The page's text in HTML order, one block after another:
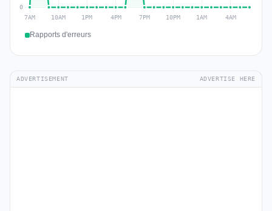
Rapports d'erreurs
ADVERTISEMENT ADVERTISE HERE